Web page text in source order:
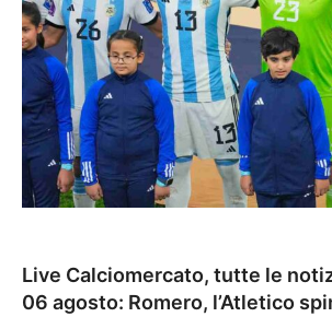
Live Calciomercato, tutte le
06 agosto: Romero, l’Atletico